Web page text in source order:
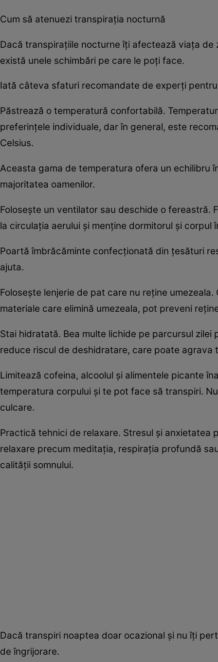
Cum să atenuezi transpirația nocturnă
Dacă transpirațiile nocturne îți afectează viața de
există unele schimbări pe care le poți face.
Iată câteva sfaturi recomandate de experți
Păstrează o temperatură confortabilă.
preferințele individuale, dar în general, este
Celsius.
Aceasta gama de temperatura ofera un
majoritatea oamenilor.
Folosește un ventilator sau deschide o fereastră.
la circulația aerului și menține dormitorul și corpul
Poartă îmbrăcăminte confecționată din țesături
ajuta.
Folosește lenjerie de pat care nu reține
materiale care elimină umezeala, pot preveni
Stai hidratată. Bea multe lichide pe parcursul
reduce riscul de deshidratare, care poate agrava
Limitează cofeina, alcoolul și alimentele picante
temperatura corpului și te pot face să transpiri.
culcare.
Practică tehnici de relaxare. Stresul și
relaxare precum meditația, respirația profundă
calității somnului.
Dacă transpiri noaptea doar ocazional și nu îți
de îngrijorare.